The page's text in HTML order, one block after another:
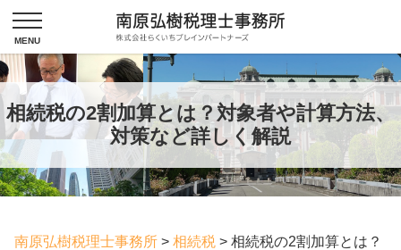
相続税の2割加算とは？対象者や計算方法、
対策など詳しく解説
南原弘樹税理士事務所 > 相続税 > 相続税の2割加算とは？